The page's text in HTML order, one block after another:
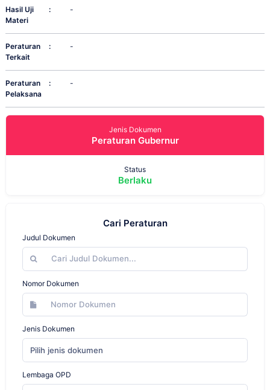
Hasil Uji
Materi
: -
Peraturan
Terkait
: -
Peraturan
Pelaksana
: -
Jenis Dokumen
Peraturan Gubernur
Status
Berlaku
Cari Peraturan
Judul Dokumen
Nomor Dokumen
Jenis Dokumen
Pilih jenis dokumen
Lembaga OPD